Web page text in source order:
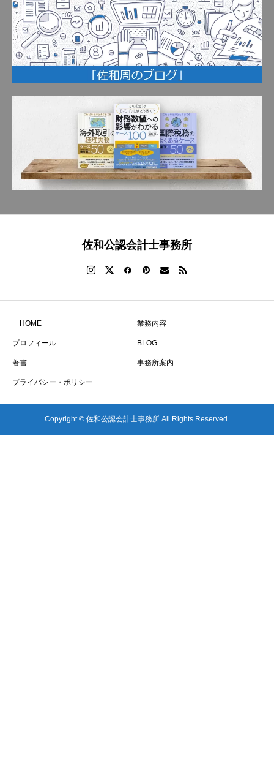
佐和公認会計士事務所
HOME 業務内容
プロフィール BLOG
著書 事務所案内
プライバシー・ポリシー
Copyright © 佐和公認会計士事務所 All Rights Reserved.